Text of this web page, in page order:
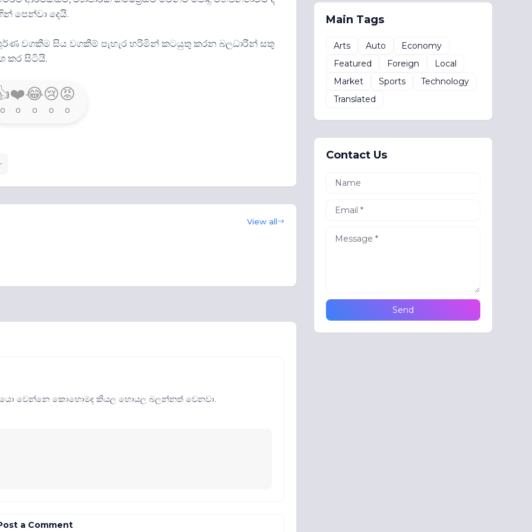
පෙන්වා දෙයි.
වගකීම සිය වගකීම් පැහැර හරිමින් කටයුතු කරන බලධාරීන් සතු
කර සිටියි.
0
❤️
0
😂
0
😢
0
😡
0
View all
වෙන්නෙ කොහොමද කියල හොයල බලන්නත් වෙනවා.
a Comment
Main Tags
Arts Auto
Economy
Featured
Foreign
Local
Market
Sports
Technology
Translated
Contact Us